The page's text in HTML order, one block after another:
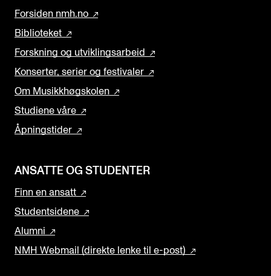
Forsiden nmh.no
Biblioteket
Forskning og utviklingsarbeid
Konserter, serier og festivaler
Om Musikkhøgskolen
Studiene våre
Åpningstider
ANSATTE OG STUDENTER
Finn en ansatt
Studentsidene
Alumni
NMH Webmail (direkte lenke til e-post)